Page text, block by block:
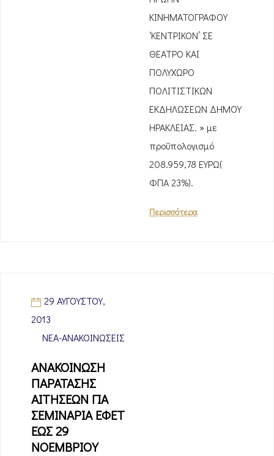
ΚΙΝΗΜΑΤΟΓΡΑΦΟΥ
‘ΚΕΝΤΡΙΚΟΝ’ ΣΕ
ΘΕΑΤΡΟ ΚΑΙ
ΠΟΛΥΧΩΡΟ
ΠΟΛΙΤΙΣΤΙΚΩΝ
ΕΚΔΗΛΩΣΕΩΝ ΔΗΜΟΥ
ΗΡΑΚΛΕΙΑΣ. » με
προϋπολογισμό
208.959,78 ΕΥΡΩ(
ΦΠΑ 23%).
Περισσότερα
29 ΑΥΓΟΎΣΤΟΥ,
2013
ΝΈΑ-ΑΝΑΚΟΙΝΏΣΕΙΣ
ΑΝΑΚΟΙΝΩΣΗ
ΠΑΡΑΤΑΣΗΣ
ΑΙΤΗΣΕΩΝ ΓΙΑ
ΣΕΜΙΝΑΡΙΑ ΕΦΕΤ
ΕΩΣ 29
ΝΟΕΜΒΡΙΟΥ